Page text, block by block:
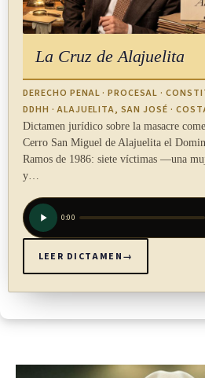
La Cruz de Alajuelita
DERECHO PENAL · PROCESAL ·
DDHH · ALAJUELITA, SAN JOSÉ ·
Dictamen jurídico sobre la masacre
Cerro San Miguel de Alajuelita el
Ramos de 1986: siete víctimas —una
y…
0:00
LEER DICTAMEN→